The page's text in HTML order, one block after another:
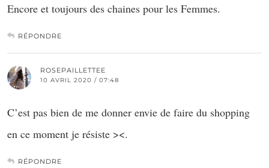
Encore et toujours des chaines pour les Femmes.
RÉPONDRE
ROSEPAILLETTEE
10 AVRIL 2020 / 07:48
C’est pas bien de me donner envie de faire du shopping
en ce moment je résiste ><.
RÉPONDRE